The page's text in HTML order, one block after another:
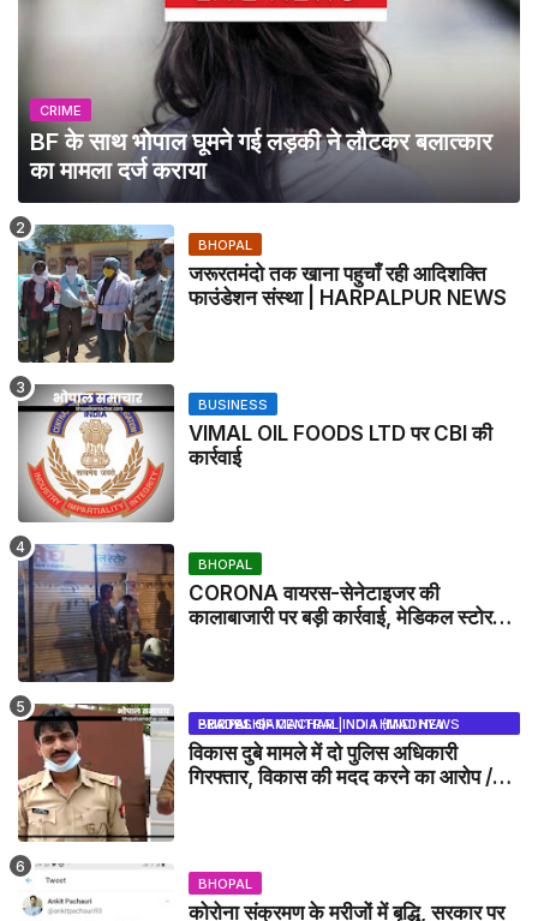
CRIME
BF के साथ भोपाल घूमने गई लड़की ने लौटकर बलात्कार
का मामला दर्ज कराया
BHOPAL
जरूरतमंदो तक खाना पहुचाँ रही आदिशक्ति
फाउंडेशन संस्था | HARPALPUR NEWS
BUSINESS
VIMAL OIL FOODS LTD पर CBI की
कार्रवाई
BHOPAL
CORONA वायरस-सेनेटाइजर की
कालाबाजारी पर बड़ी कार्रवाई, मेडिकल स्टोर
BHOPAL SAMACHAR | NO 1 HINDI NEWS PORTAL OF CENTRAL INDIA (MADHYA PRADESH)
विकास दुबे मामले में दो पुलिस अधिकारी
गिरफ्तार, विकास की मदद करने का आरोप /
BHOPAL
कोरोना संक्रमण के मरीजों में बृद्धि, सरकार पर